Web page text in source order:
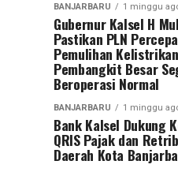
BANJARBARU 1 minggu
Gubernur Kalsel H
Pastikan PLN
Pemulihan
Pembangkit Besar
Beroperasi Normal
BANJARBARU 1 minggu
Bank Kalsel Dukung
QRIS Pajak dan
Daerah Kota